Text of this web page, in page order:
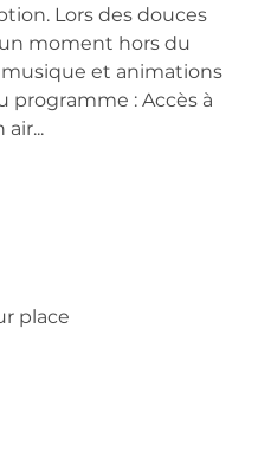
Lors des douces
moment hors du
et animations
programme : Accès à
place